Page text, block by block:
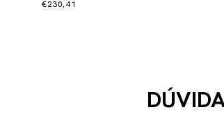
€230,41